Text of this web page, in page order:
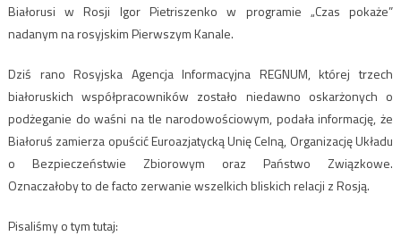
Białorusi w Rosji Igor Pietriszenko w programie „Czas pokaże”
nadanym na rosyjskim Pierwszym Kanale.
Dziś rano Rosyjska Agencja Informacyjna REGNUM, której trzech
białoruskich współpracowników zostało niedawno oskarżonych o
podżeganie do waśni na tle narodowościowym, podała informację, że
Białoruś zamierza opuścić Euroazjatycką Unię Celną, Organizację Układu
o Bezpieczeństwie Zbiorowym oraz Państwo Związkowe.
Oznaczałoby to de facto zerwanie wszelkich bliskich relacji z Rosją.
Pisaliśmy o tym tutaj: